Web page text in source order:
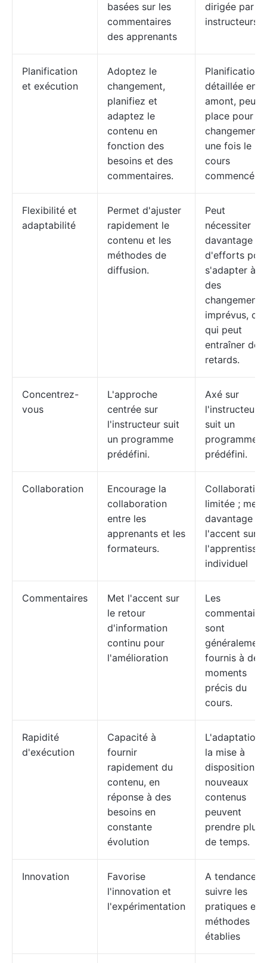
basées sur les
commentaires
des apprenants
dirigée par
instructeurs
Planification
et exécution
Adoptez le
changement,
planifiez et
adaptez le
contenu en
fonction des
besoins et des
commentaires.
Planification
détaillée en
amont, peu
place pour
changements
une fois le
cours
commencé
Flexibilité et
adaptabilité
Permet d'ajuster
rapidement le
contenu et les
méthodes de
diffusion.
Peut
nécessiter
davantage
d'efforts
s'adapter à
des
changements
imprévus, ce
qui peut
entraîner des
retards.
Concentrez-
vous
L'approche
centrée sur
l'instructeur suit
un programme
prédéfini.
Axé sur
l'instructeur ;
suit un
programme
prédéfini.
Collaboration
Encourage la
collaboration
entre les
apprenants et les
formateurs.
Collaboration
limitée ; met
davantage
l'accent sur
individuel
Commentaires
Met l'accent sur
le retour
d'information
continu pour
l'amélioration
Les
sont
généralement
fournis à des
moments
précis du
cours.
Rapidité
d'exécution
Capacité à
fournir
rapidement du
contenu, en
réponse à des
besoins en
constante
évolution
L'adaptation
la mise à
disposition
nouveaux
contenus
peuvent
prendre plus
de temps.
Innovation
Favorise
l'innovation et
l'expérimentation
A tendance à
suivre les
pratiques et
méthodes
établies